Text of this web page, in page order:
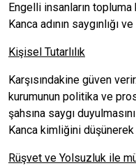
Engelli insanların topluma
Kanca adının saygınlığı
Kişisel Tutarlılık
Karşısındakine güven
kurumunun politika ve
şahsına saygı
Kanca kimliğini düşünerek
Rüşvet ve Yolsuzluk ile